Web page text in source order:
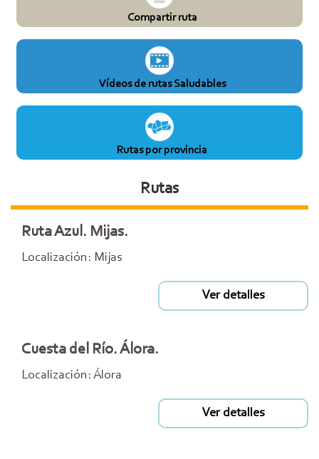
Compartir ruta
Vídeos de rutas Saludables
Rutas por provincia
Rutas
Ruta Azul. Mijas.
Localización: Mijas
Ver detalles
Cuesta del Río. Álora.
Localización: Álora
Ver detalles